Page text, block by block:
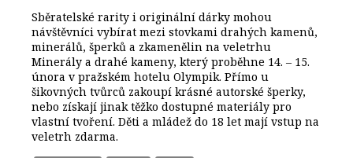
Sběratelské rarity i originální dárky mohou
návštěvníci vybírat mezi stovkami drahých kamenů,
minerálů, šperků a zkamenělin na veletrhu
Minerály a drahé kameny, který proběhne 14. – 15.
února v pražském hotelu Olympik. Přímo u
šikovných tvůrců zakoupí krásné autorské šperky,
nebo získají jinak těžko dostupné materiály pro
vlastní tvoření. Děti a mládež do 18 let mají vstup na
veletrh zdarma.